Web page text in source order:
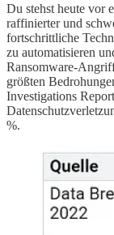
Du stehst heute vor
raffinierter und
fortschrittliche
zu automatisieren
Ransomware-
größten
Investigations
%.